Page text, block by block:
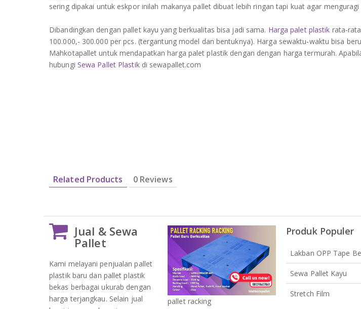
sering dipakai untuk eskpor inilah makanya pallet dibuat lebih ringan tapi kuat agar
Dibandingkan dengan pallet kayu yang berkualitas bisa jadi sama. Harga palet plastik rata-
100.000,- 300.000 per pcs. (tergantung model dan bentuknya). Harga sewaktu-waktu bisa
Mahkotapallet untuk mendapatkan harga palet plastik dengan dengan harga termurah.
hubungi Sewa Pallet Plastikdi sewapallet.com
Related Products 0 Reviews
Jual & Sewa
Pallet
Kami melayani penjualan pallet
plastik baru dan pallet plastik
bekas berbagai ukurab dengan
harga terjangkau. Selain jual
pallet racking
Produk Populer
Lakban OPP Tape
Sewa Pallet Kayu
Stretch Film